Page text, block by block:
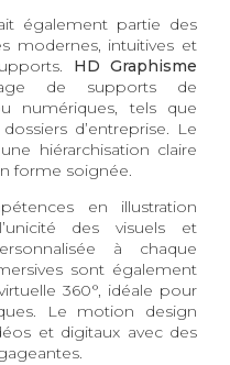
également partie des
modernes, intuitives et
HD Graphisme
de supports de
numériques, tels que
d’entreprise. Le
hiérarchisation claire
forme soignée.
en illustration
des visuels et
à chaque
sont également
360°, idéale pour
Le motion design
et digitaux avec des